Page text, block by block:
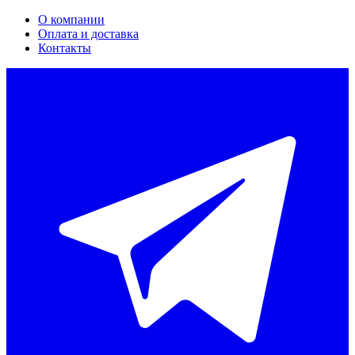
О компании
Оплата и доставка
Контакты